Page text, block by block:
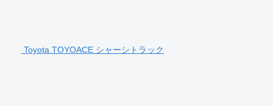
Toyota TOYOACE シャーシトラック